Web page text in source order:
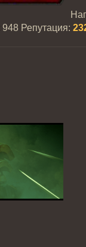
948 Репутация: